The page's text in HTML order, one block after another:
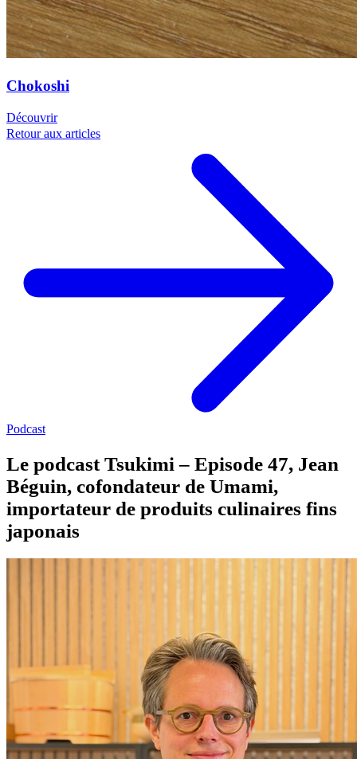
Chokoshi
Découvrir
Retour aux articles
Podcast
Le podcast Tsukimi – Episode 47, Jean
Béguin, cofondateur de Umami,
importateur de produits culinaires fins
japonais